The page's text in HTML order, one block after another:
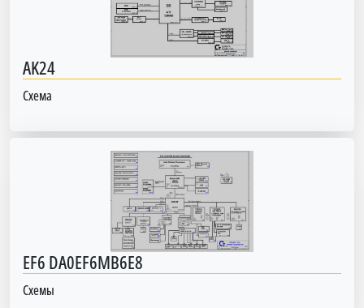
AK24
Схема
EF6 DA0EF6MB6E8
Схемы